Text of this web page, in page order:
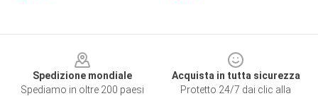
Spedizione mondiale
Spediamo in oltre 200 paesi
Acquista in tutta sicurezza
Protetto 24/7 dai clic alla